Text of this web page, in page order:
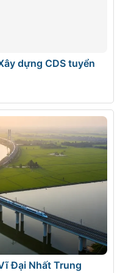
dựng CDS tuyển
Đại Nhất Trung